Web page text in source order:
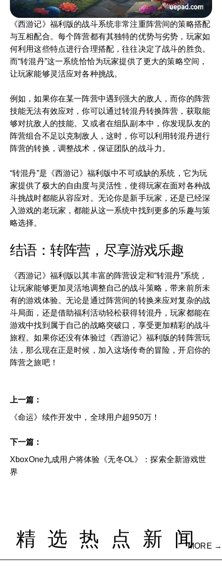
《西游记》福利版的战斗系统非常注重阵营间的策略搭配
与互相配合。每个阵营都有其独特的优势与劣势，玩家如
何利用这些特点进行合理搭配，往往决定了战斗的胜负。
而“转混丹”这一系统恰恰为玩家提供了更大的策略空间，
让玩家能够灵活应对各种挑战。
例如，如果你在某一阵营中遇到强大的敌人，而你的阵营
技能无法有效应对，你可以通过转混丹转换阵营，获取能
够对抗敌人的技能。又或者在组队副本中，你发现队友的
阵营组合不足以克制敌人，这时，你可以利用转混丹进行
阵营的转换，调整战术，保证团队的战斗力。
“转混丹”是《西游记》福利版中不可或缺的系统，它为玩
家提供了极大的自由度与灵活性，使得玩家在面对各种战
斗挑战时都能从容应对。无论你是新手玩家，还是已经深
入游戏的老玩家，都能从这一系统中找到更多的乐趣与策
略选择。
结语：转阵营，尽享游戏乐趣
《西游记》福利版以其丰富的阵营设定和“转混丹”系统，
让玩家能够更加灵活地调整自己的战斗策略，带来前所未
有的游戏体验。无论是通过阵营间的转换来应对复杂的战
斗局面，还是借助福利活动轻松获得转混丹，玩家都能在
游戏中找到属于自己的战略突破口，享受更加精彩的战斗
旅程。如果你还没有体验过《西游记》福利版的转阵营玩
法，那么现在正是时候，加入这场传奇的冒险，开启你的
阵营之旅吧！
上一篇：
《命运》续作开发中，全球用户超950万！
下一篇：
XboxOne九成用户将体验《无冬OL》：探索全新游戏世
界
精选热点新闻
MORE →